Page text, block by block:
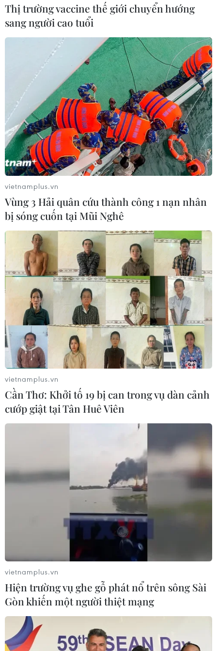
Tạo dấu ấn mạnh mẽ trong phong trào
phòng, chống HIV/AIDS
21/11/2019 22:42
Giải thưởng Dải băng đỏ được khởi xướng từ năm 2015
do Mạng lưới người sống với HIV tại Việt Nam tổ chức,
với sự bảo trợ từ Cục Phòng chống HIV/AIDS (Bộ Y tế)
và Trung tâm Phòng chống HIV/AIDS TP.HCM.
Thị trường vaccine thế giới chuyển hướng
sang người cao tuổi
vietnamplus.vn
Vùng 3 Hải quân cứu thành công 1 nạn nhân
bị sóng cuốn tại Mũi Nghê
vietnamplus.vn
Cần Thơ: Khởi tố 19 bị can trong vụ dàn cảnh
cướp giật tại Tân Huê Viên
vietnamplus.vn
Hiện trường vụ ghe gỗ phát nổ trên sông Sài
Gòn khiến một người thiệt mạng